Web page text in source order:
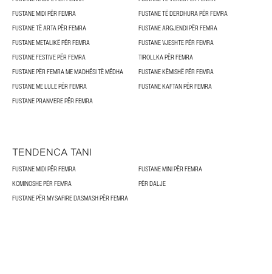
FUSTANE MIDI PËR FEMRA
FUSTANE TË DERDHURA PËR FEMRA
FUSTANE TË ARTA PËR FEMRA
FUSTANE ARGJENDI PËR FEMRA
FUSTANE METALIKË PËR FEMRA
FUSTANE VJESHTE PËR FEMRA
FUSTANE FESTIVE PËR FEMRA
TIROLLKA PËR FEMRA
FUSTANE PËR FEMRA ME MADHËSI TË MËDHA
FUSTANE KËMISHË PËR FEMRA
FUSTANE ME LULE PËR FEMRA
FUSTANE KAFTAN PËR FEMRA
FUSTANE PRANVERE PËR FEMRA
TENDENCA TANI
FUSTANE MIDI PËR FEMRA
FUSTANE MINI PËR FEMRA
KOMINOSHE PËR FEMRA
PËR DALJE
FUSTANE PËR MYSAFIRE DASMASH PËR FEMRA